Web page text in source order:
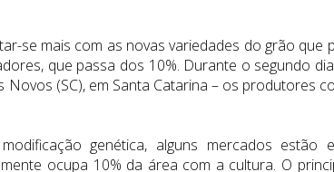
se mais com as novas variedades do grão
que passa dos 10%. Durante o segundo
(SC), em Santa Catarina – os produtores
genética, alguns mercados
ocupa 10% da área com a cultura. O